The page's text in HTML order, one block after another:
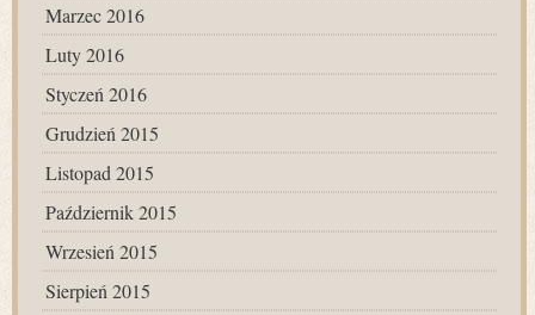
Marzec 2016
Luty 2016
Styczeń 2016
Grudzień 2015
Listopad 2015
Październik 2015
Wrzesień 2015
Sierpień 2015